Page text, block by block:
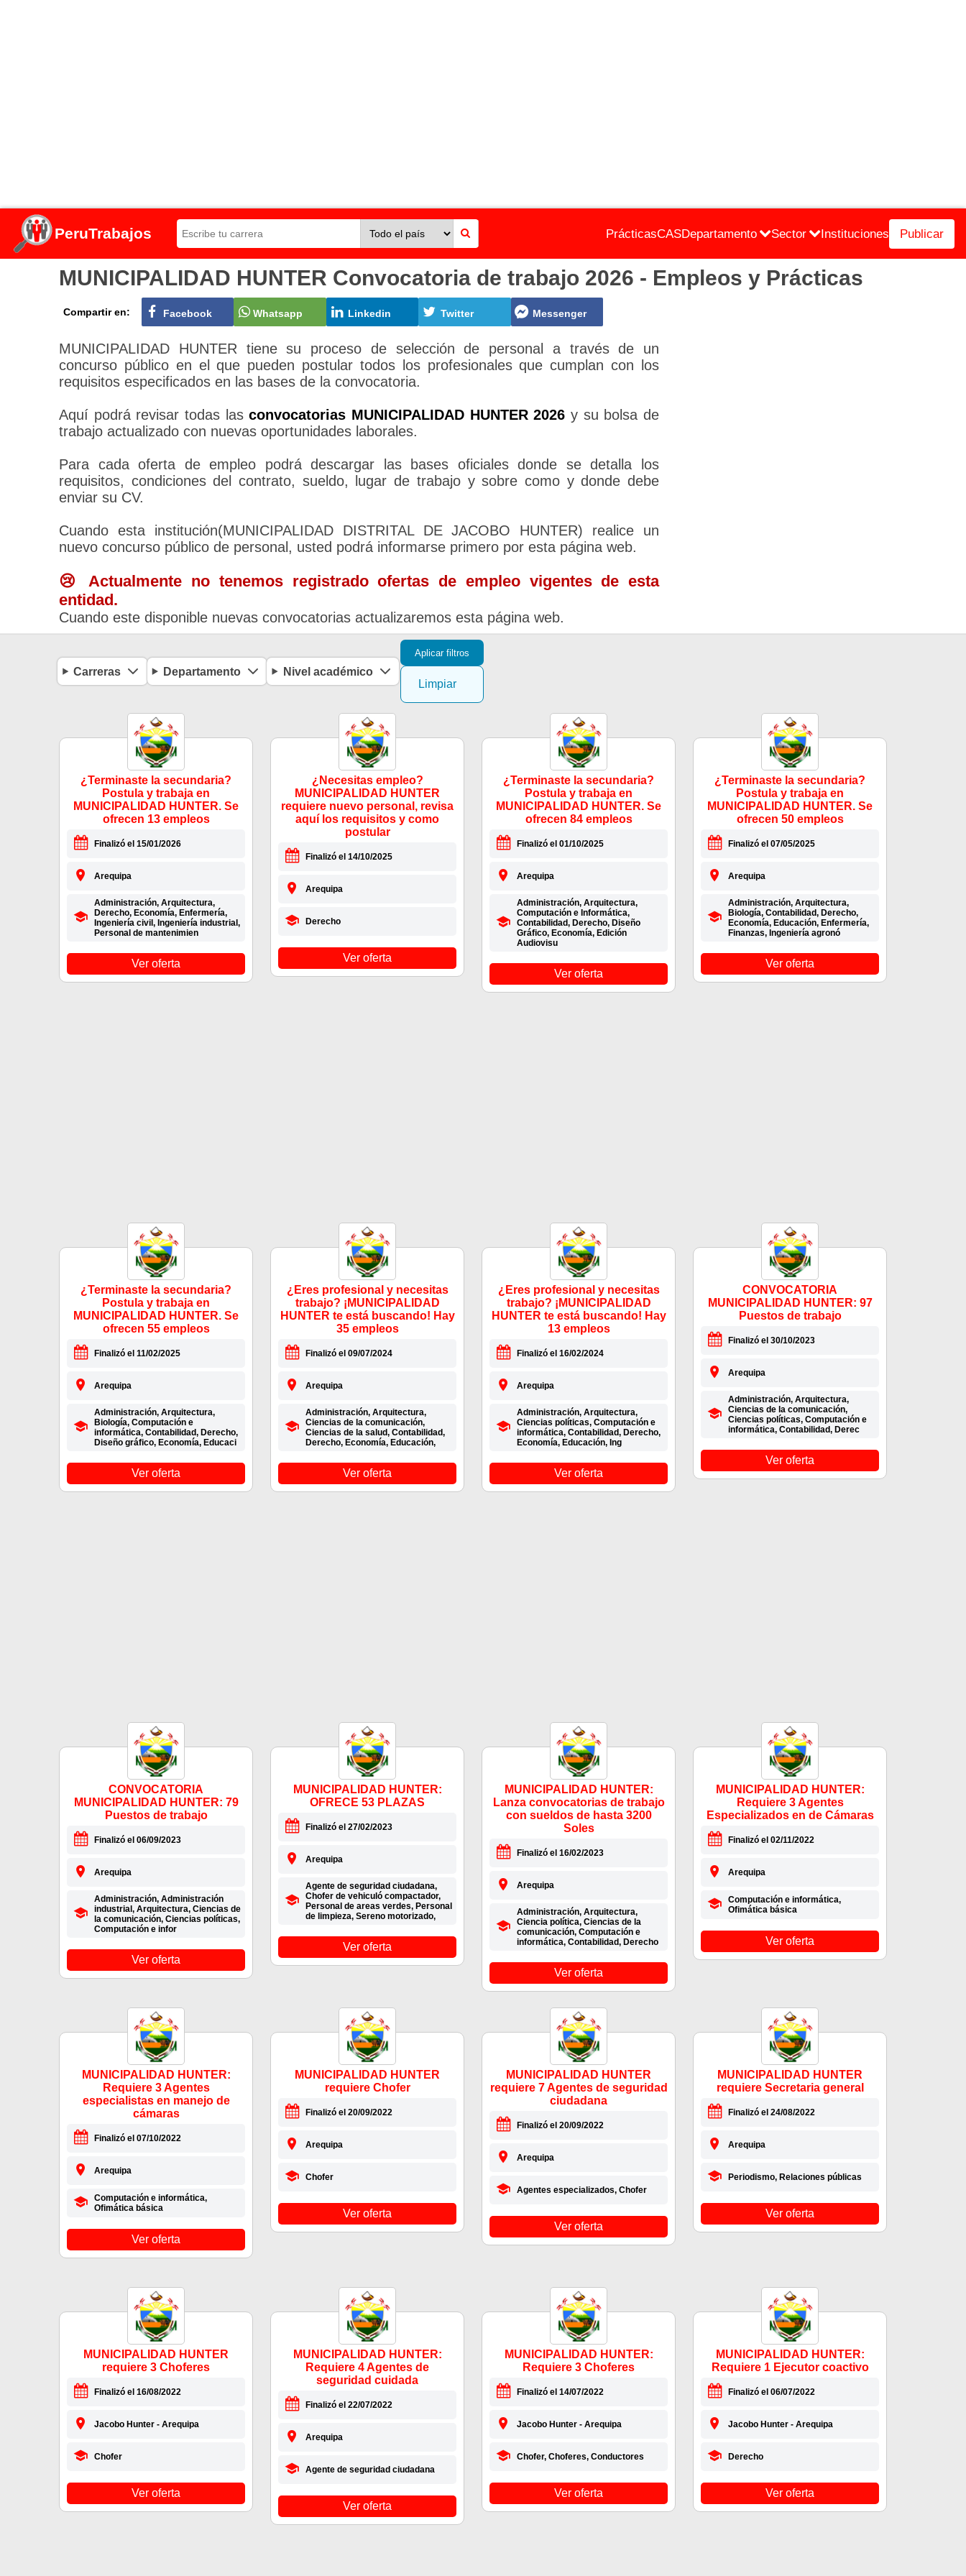
PeruTrabajos PrácticasCASDepartamento Sector Instituciones Publicar
MUNICIPALIDAD HUNTER Convocatoria de trabajo 2026 - Empleos y Prácticas
Compartir en: Facebook Whatsapp Linkedin Twitter Messenger
MUNICIPALIDAD HUNTER tiene su proceso de selección de personal a través de un
concurso público en el que pueden postular todos los profesionales que cumplan con los
requisitos especificados en las bases de la convocatoria.
Aquí podrá revisar todas lasconvocatorias MUNICIPALIDAD HUNTER 2026 y su bolsa de
trabajo actualizado con nuevas oportunidades laborales.
Para cada oferta de empleo podrá descargar las bases oficiales donde se detalla los
requisitos, condiciones del contrato, sueldo, lugar de trabajo y sobre como y donde debe
enviar su CV.
Cuando esta institución(MUNICIPALIDAD DISTRITAL DE JACOBO HUNTER) realice un
nuevo concurso público de personal, usted podrá informarse primero por esta página web.
😢 Actualmente no tenemos registrado ofertas de empleo vigentes de esta
entidad.
Cuando este disponible nuevas convocatorias actualizaremos esta página web.
Carreras Departamento Nivel académico
Aplicar filtros
Limpiar
¿Terminaste la secundaria?
Postula y trabaja en
MUNICIPALIDAD HUNTER. Se
ofrecen 13 empleos
Finalizó el 15/01/2026
Arequipa
Administración, Arquitectura,
Derecho, Economía, Enfermería,
Ingeniería civil, Ingeniería industrial,
Personal de mantenimien
Ver oferta
¿Necesitas empleo?
MUNICIPALIDAD HUNTER
requiere nuevo personal, revisa
aquí los requisitos y como
postular
Finalizó el 14/10/2025
Arequipa
Derecho
Ver oferta
¿Terminaste la secundaria?
Postula y trabaja en
MUNICIPALIDAD HUNTER. Se
ofrecen 84 empleos
Finalizó el 01/10/2025
Arequipa
Administración, Arquitectura,
Computación e Informática,
Contabilidad, Derecho, Diseño
Gráfico, Economía, Edición
Audiovisu
Ver oferta
¿Terminaste la secundaria?
Postula y trabaja en
MUNICIPALIDAD HUNTER. Se
ofrecen 50 empleos
Finalizó el 07/05/2025
Arequipa
Administración, Arquitectura,
Biología, Contabilidad, Derecho,
Economía, Educación, Enfermería,
Finanzas, Ingeniería agronó
Ver oferta
¿Terminaste la secundaria?
Postula y trabaja en
MUNICIPALIDAD HUNTER. Se
ofrecen 55 empleos
Finalizó el 11/02/2025
Arequipa
Administración, Arquitectura,
Biología, Computación e
informática, Contabilidad, Derecho,
Diseño gráfico, Economía, Educaci
Ver oferta
¿Eres profesional y necesitas
trabajo? ¡MUNICIPALIDAD
HUNTER te está buscando! Hay
35 empleos
Finalizó el 09/07/2024
Arequipa
Administración, Arquitectura,
Ciencias de la comunicación,
Ciencias de la salud, Contabilidad,
Derecho, Economía, Educación,
Ver oferta
¿Eres profesional y necesitas
trabajo? ¡MUNICIPALIDAD
HUNTER te está buscando! Hay
13 empleos
Finalizó el 16/02/2024
Arequipa
Administración, Arquitectura,
Ciencias políticas, Computación e
informática, Contabilidad, Derecho,
Economía, Educación, Ing
Ver oferta
CONVOCATORIA
MUNICIPALIDAD HUNTER: 97
Puestos de trabajo
Finalizó el 30/10/2023
Arequipa
Administración, Arquitectura,
Ciencias de la comunicación,
Ciencias políticas, Computación e
informática, Contabilidad, Derec
Ver oferta
CONVOCATORIA
MUNICIPALIDAD HUNTER: 79
Puestos de trabajo
Finalizó el 06/09/2023
Arequipa
Administración, Administración
industrial, Arquitectura, Ciencias de
la comunicación, Ciencias políticas,
Computación e infor
Ver oferta
MUNICIPALIDAD HUNTER:
OFRECE 53 PLAZAS
Finalizó el 27/02/2023
Arequipa
Agente de seguridad ciudadana,
Chofer de vehiculó compactador,
Personal de areas verdes, Personal
de limpieza, Sereno motorizado,
Ver oferta
MUNICIPALIDAD HUNTER:
Lanza convocatorias de trabajo
con sueldos de hasta 3200
Soles
Finalizó el 16/02/2023
Arequipa
Administración, Arquitectura,
Ciencia política, Ciencias de la
comunicación, Computación e
informática, Contabilidad, Derecho
Ver oferta
MUNICIPALIDAD HUNTER:
Requiere 3 Agentes
Especializados en de Cámaras
Finalizó el 02/11/2022
Arequipa
Computación e informática,
Ofimática básica
Ver oferta
MUNICIPALIDAD HUNTER:
Requiere 3 Agentes
especialistas en manejo de
cámaras
Finalizó el 07/10/2022
Arequipa
Computación e informática,
Ofimática básica
Ver oferta
MUNICIPALIDAD HUNTER
requiere Chofer
Finalizó el 20/09/2022
Arequipa
Chofer
Ver oferta
MUNICIPALIDAD HUNTER
requiere 7 Agentes de seguridad
ciudadana
Finalizó el 20/09/2022
Arequipa
Agentes especializados, Chofer
Ver oferta
MUNICIPALIDAD HUNTER
requiere Secretaria general
Finalizó el 24/08/2022
Arequipa
Periodismo, Relaciones públicas
Ver oferta
MUNICIPALIDAD HUNTER
requiere 3 Choferes
Finalizó el 16/08/2022
Jacobo Hunter - Arequipa
Chofer
Ver oferta
MUNICIPALIDAD HUNTER:
Requiere 4 Agentes de
seguridad cuidada
Finalizó el 22/07/2022
Arequipa
Agente de seguridad ciudadana
Ver oferta
MUNICIPALIDAD HUNTER:
Requiere 3 Choferes
Finalizó el 14/07/2022
Jacobo Hunter - Arequipa
Chofer, Choferes, Conductores
Ver oferta
MUNICIPALIDAD HUNTER:
Requiere 1 Ejecutor coactivo
Finalizó el 06/07/2022
Jacobo Hunter - Arequipa
Derecho
Ver oferta